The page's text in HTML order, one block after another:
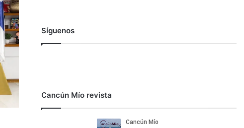
Síguenos
Cancún Mío revista